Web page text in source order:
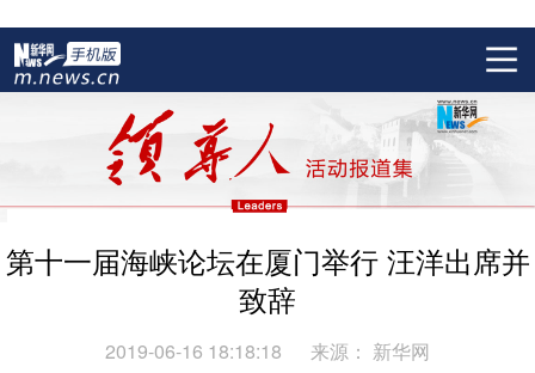
第十一届海峡论坛在厦门举行 汪洋出席并
致辞
2019-06-16 18:18:18 来源： 新华网